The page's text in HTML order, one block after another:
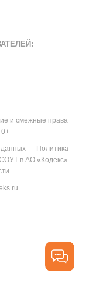
и смежные права
— Политика
в АО «Кодекс»